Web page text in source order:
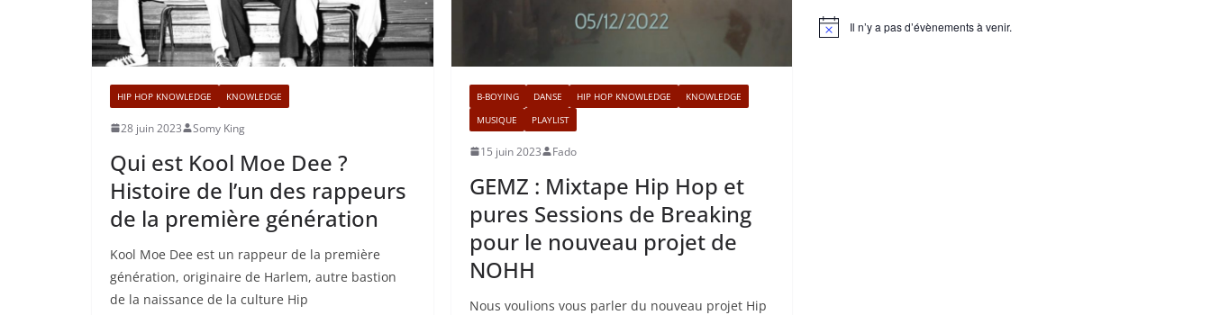
HIP HOP KNOWLEDGE KNOWLEDGE
28 juin 2023 Somy King
Qui est Kool Moe Dee ?
Histoire de l’un des rappeurs
de la première génération
Kool Moe Dee est un rappeur de la première
génération, originaire de Harlem, autre bastion
de la naissance de la culture Hip
B-BOYING DANSE HIP HOP KNOWLEDGE
KNOWLEDGE
MUSIQUE
PLAYLIST
15 juin 2023 Fado
GEMZ : Mixtape Hip Hop et
pures Sessions de Breaking
pour le nouveau projet de
NOHH
Nous voulions vous parler du nouveau projet Hip
N
Il n’y a pas d’évènements à venir.